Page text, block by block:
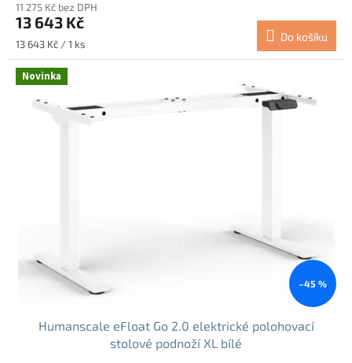
11 275 Kč bez DPH
13 643 Kč
Měrná
cena:
13 643 Kč / 1 ks
Do košíku
Novinka
–45 %
Humanscale eFloat Go 2.0 elektrické polohovací
stolové podnoží XL bílé